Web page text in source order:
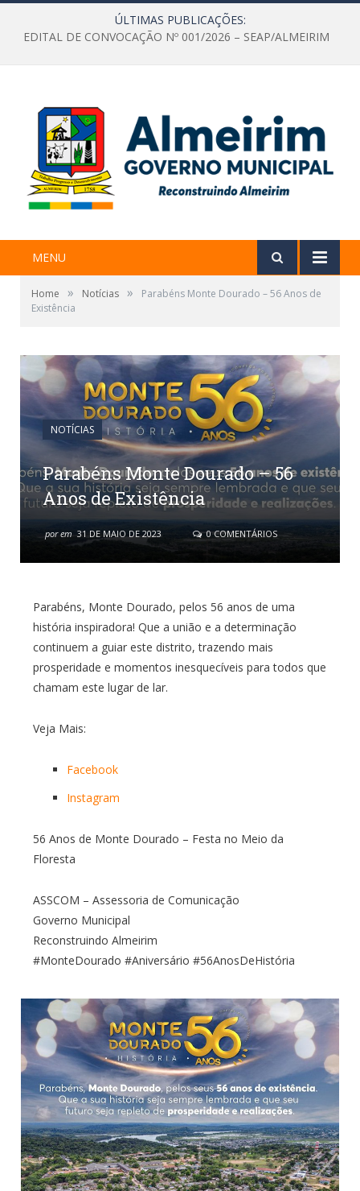
ÚLTIMAS PUBLICAÇÕES:
EDITAL DE CONVOCAÇÃO Nº 001/2026 – SEAP/ALMEIRIM
MENU
Home » Notícias »
Parabéns Monte Dourado – 56 Anos de
Existência
NOTÍCIAS
Parabéns Monte Dourado – 56
Anos de Existência
porem 31 DE MAIO DE 2023 0 COMENTÁRIOS
Parabéns, Monte Dourado, pelos 56 anos de uma
história inspiradora! Que a união e a determinação
continuem a guiar este distrito, trazendo mais
prosperidade e momentos inesquecíveis para todos que
chamam este lugar de lar.
Veja Mais:
Facebook
Instagram
56 Anos de Monte Dourado – Festa no Meio da
Floresta
ASSCOM – Assessoria de Comunicação
Governo Municipal
Reconstruindo Almeirim
#MonteDourado #Aniversário #56AnosDeHistória